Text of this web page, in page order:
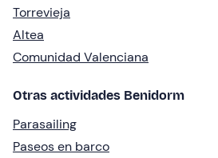
Torrevieja
Altea
Comunidad Valenciana
Otras actividades Benidorm
Parasailing
Paseos en barco